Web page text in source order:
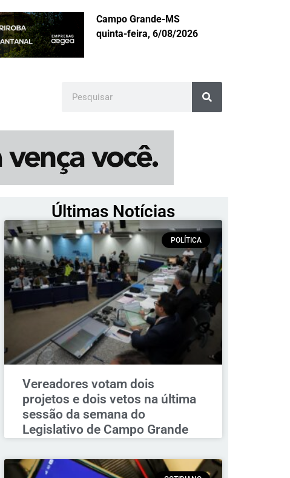
Campo Grande-MS
quinta-feira, 6/08/2026
Últimas Notícias
POLÍTICA
Vereadores votam dois
projetos e dois vetos na última
sessão da semana do
Legislativo de Campo Grande